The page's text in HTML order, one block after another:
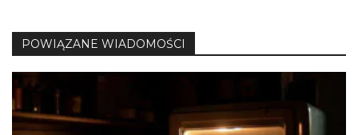
POWIĄZANE WIADOMOŚCI